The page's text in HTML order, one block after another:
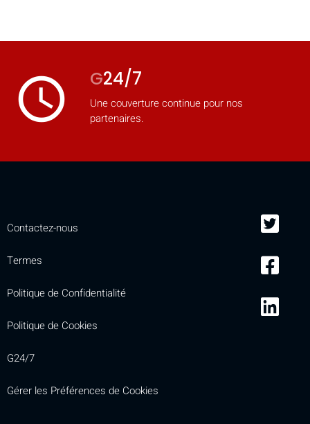
access_time G24/7
Une couverture continue pour nos
partenaires.
Contactez-nous
Termes
Politique de Confidentialité
Politique de Cookies
G24/7
Gérer les Préférences de Cookies